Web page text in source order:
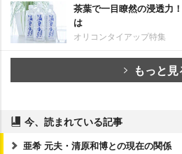
茶葉で一目瞭然の浸透力
は
オリコンタイアップ特集
もっと見
今、読まれている記事
亜希 元夫・清原和博との現在の関係